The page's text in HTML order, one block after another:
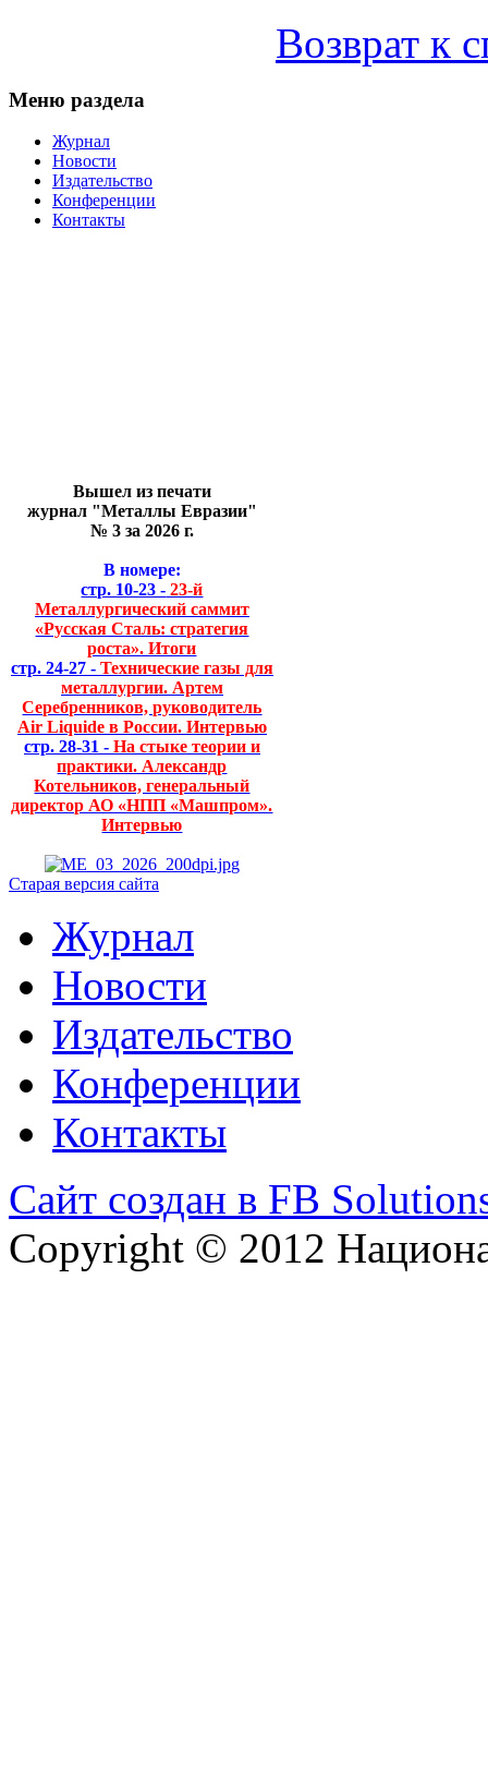
Возврат к
Меню раздела
Журнал
Новости
Издательство
Конференции
Контакты
Вышел из печати
журнал "Металлы Евразии"
№ 3 за 2026 г.
В номере:
стр. 10-23 - 23-й
Металлургический саммит
«Русская Сталь: стратегия
роста». Итоги
стр. 24-27 - Технические газы для
металлургии. Артем
Серебренников, руководитель
Air Liquide в России. Интервью
стр. 28-31 - На стыке теории и
практики. Александр
Котельников, генеральный
директор АО «НПП «Машпром».
Интервью
Старая версия сайта
Журнал
Новости
Издательство
Конференции
Контакты
Сайт создан в FB
Copyright © 2012